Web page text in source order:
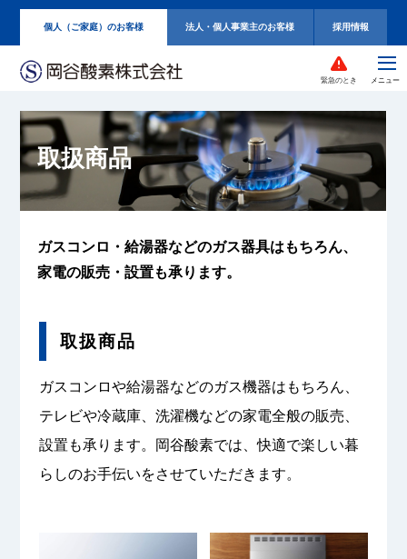
個人（ご家庭）のお客様 法人・個人事業主のお客様 採用情報
緊急のとき
取扱商品
ガスコンロ・給湯器などのガス器具はもちろん、
家電の販売・設置も承ります。
取扱商品
ガスコンロや給湯器などのガス機器はもちろん、
テレビや冷蔵庫、洗濯機などの家電全般の販売、
設置も承ります。岡谷酸素では、快適で楽しい暮
らしのお手伝いをさせていただきます。